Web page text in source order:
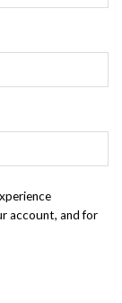
account, and for